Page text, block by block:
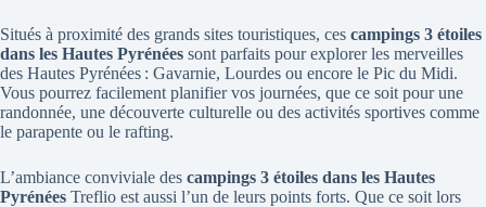
Situés à proximité des grands sites touristiques, ces campings 3 étoiles
dans les Hautes Pyrénées sont parfaits pour explorer les merveilles
des Hautes Pyrénées : Gavarnie, Lourdes ou encore le Pic du Midi.
Vous pourrez facilement planifier vos journées, que ce soit pour une
randonnée, une découverte culturelle ou des activités sportives comme
le parapente ou le rafting.
L’ambiance conviviale des campings 3 étoiles dans les Hautes
Pyrénées Treflio est aussi l’un de leurs points forts. Que ce soit lors